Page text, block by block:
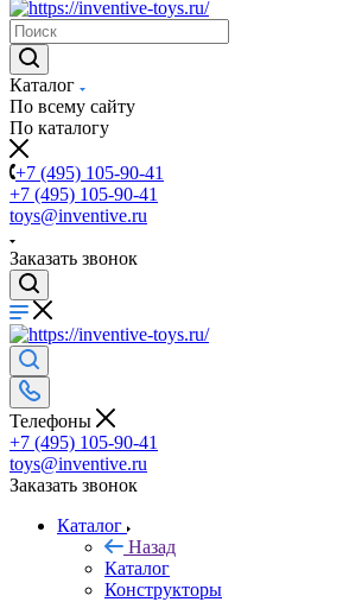
Каталог
По всему сайту
По каталогу
+7 (495) 105-90-41
+7 (495) 105-90-41
toys@inventive.ru
Заказать звонок
Телефоны
+7 (495) 105-90-41
toys@inventive.ru
Заказать звонок
Каталог
Назад
Каталог
Конструкторы